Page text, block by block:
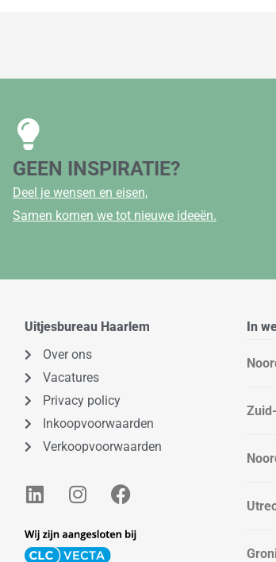
GEEN INSPIRATIE?
Deel je wensen en eisen,
Samen komen we tot nieuwe ideeën.
Uitjesbureau Haarlem
Over ons
Vacatures
Privacy policy
Inkoopvoorwaarden
Verkoopvoorwaarden
L
i
k
I
n
t
F
a
e
In